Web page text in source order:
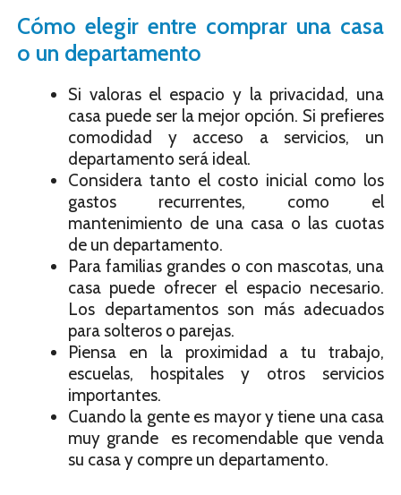
Cómo elegir entre comprar una casa
o un departamento
Si valoras el espacio y la privacidad, una
casa puede ser la mejor opción. Si prefieres
comodidad y acceso a servicios, un
departamento será ideal.
Considera tanto el costo inicial como los
gastos recurrentes, como el
mantenimiento de una casa o las cuotas
de un departamento.
Para familias grandes o con mascotas, una
casa puede ofrecer el espacio necesario.
Los departamentos son más adecuados
para solteros o parejas.
Piensa en la proximidad a tu trabajo,
escuelas, hospitales y otros servicios
importantes.
Cuando la gente es mayor y tiene una casa
muy grande es recomendable que venda
su casa y compre un departamento.